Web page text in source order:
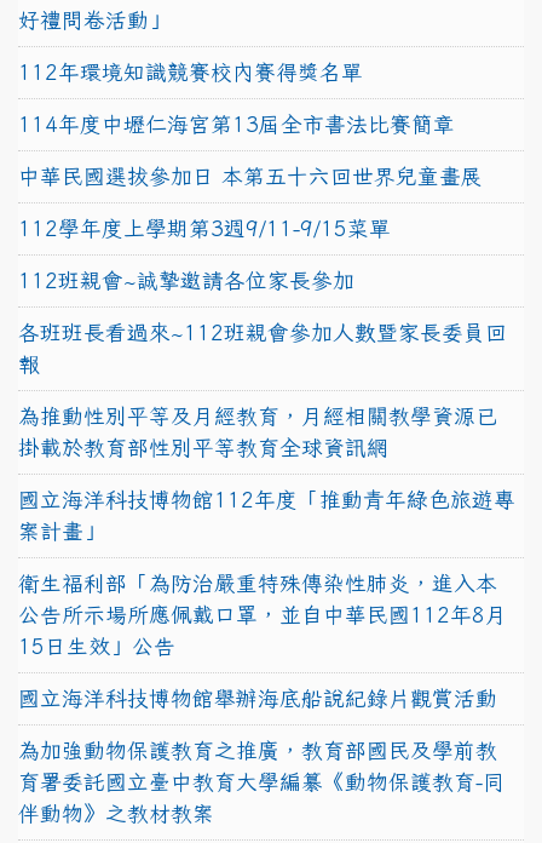
好禮問卷活動」
112年環境知識競賽校內賽得獎名單
114年度中壢仁海宮第13屆全市書法比賽簡章
中華民國選拔參加日 本第五十六回世界兒童畫展
112學年度上學期第3週9/11-9/15菜單
112班親會~誠摯邀請各位家長參加
各班班長看過來~112班親會參加人數暨家長委員回
報
為推動性別平等及月經教育，月經相關教學資源已
掛載於教育部性別平等教育全球資訊網
國立海洋科技博物館112年度「推動青年綠色旅遊專
案計畫」
衛生福利部「為防治嚴重特殊傳染性肺炎，進入本
公告所示場所應佩戴口罩，並自中華民國112年8月
15日生效」公告
國立海洋科技博物館舉辦海底船說紀錄片觀賞活動
為加強動物保護教育之推廣，教育部國民及學前教
育署委託國立臺中教育大學編纂《動物保護教育-同
伴動物》之教材教案